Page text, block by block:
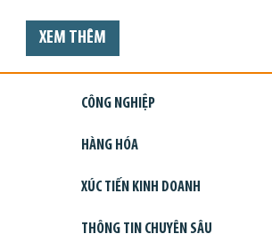
XEM THÊM
CÔNG NGHIỆP
HÀNG HÓA
XÚC TIẾN KINH DOANH
THÔNG TIN CHUYÊN SÂU